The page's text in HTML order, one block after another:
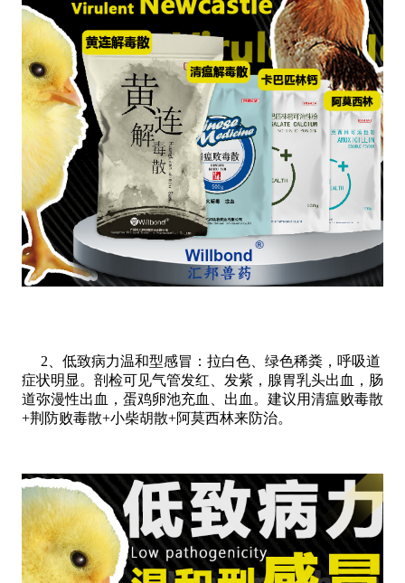
2、低致病力温和型感冒：拉白色、绿色稀粪，呼吸道
症状明显。剖检可见气管发红、发紫，腺胃乳头出血，肠
道弥漫性出血，蛋鸡卵池充血、出血。建议用清瘟败毒散
+荆防败毒散+小柴胡散+阿莫西林来防治。